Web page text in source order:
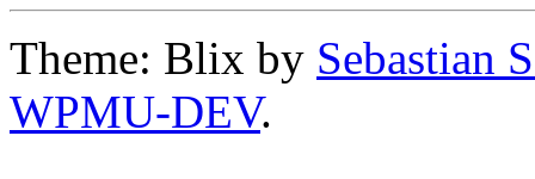
Theme: Blix by Sebastian
WPMU-DEV.